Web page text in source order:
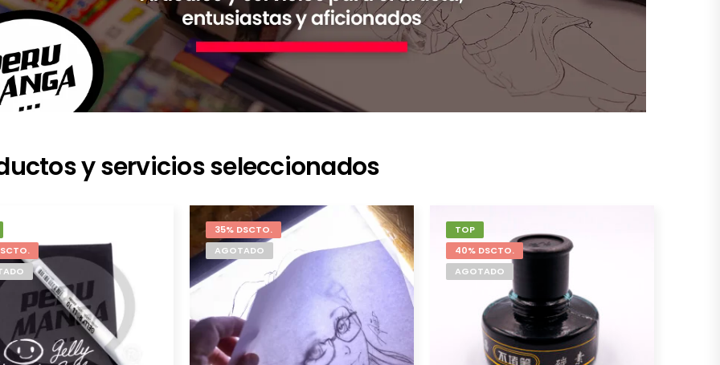
y servicios seleccionados
35% DSCTO.
AGOTADO
TOP
40% DSCTO.
AGOTADO